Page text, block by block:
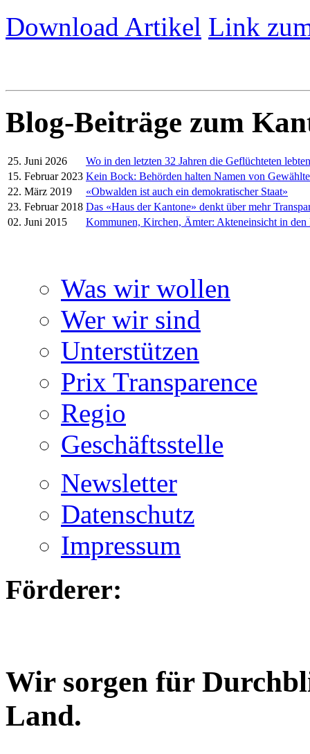
Download Artikel Link
Blog-Beiträge zum
25. Juni 2026
Wo in den letzten 32 Jahren die Geflüchteten lebten
15. Februar 2023 Kein Bock: Behörden halten Namen von
22. März 2019
«Obwalden ist auch ein demokratischer Staat»
23. Februar 2018 Das «Haus der Kantone» denkt über mehr
02. Juni 2015
Kommunen, Kirchen, Ämter: Akteneinsicht in den
Was wir wollen
Wer wir sind
Unterstützen
Prix Transparence
Regio
Geschäftsstelle
Newsletter
Datenschutz
Impressum
Förderer:
Wir sorgen für
Land.